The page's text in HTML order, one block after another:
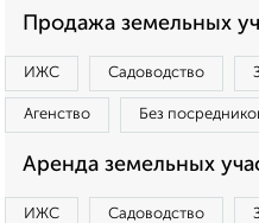
Продажа земельных
ИЖС Садоводство
Агенство Без
Аренда земельных
ИЖС Садоводство